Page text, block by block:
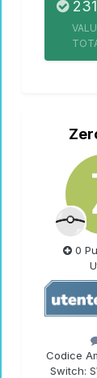
231
0
Codice
Switch: